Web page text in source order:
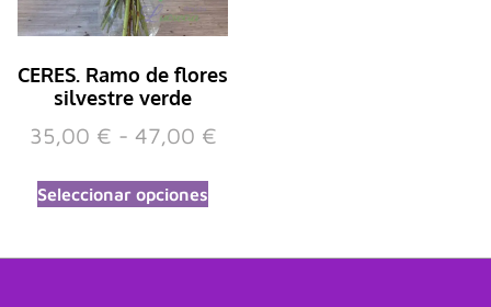
CERES. Ramo de flores
silvestre verde
35,00 € - 47,00 €
Seleccionar opciones